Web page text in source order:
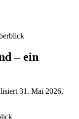
– ein
31. Mai 2026,